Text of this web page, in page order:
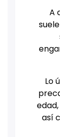
A
Lo
así